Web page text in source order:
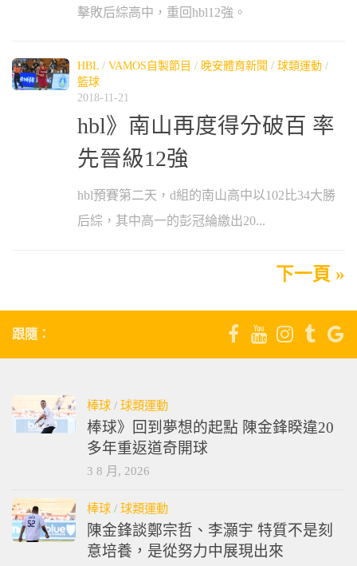
擊敗后綜高中，重回hbl12強。
HBL / VAMOS自製節目 / 晚安體育新聞 / 球類運動 /
籃球
2018-11-21
hbl》南山再度得分破百 率
先晉級12強
hbl預賽第二天，d組的南山高中以102比34大勝
后綜，其中高一的彭冠綸繳出20...
下一頁 »
跟隨：
棒球 / 球類運動
棒球》回到夢想的起點 陳金鋒睽違20
多年重返道奇開球
3 8 月, 2026
棒球 / 球類運動
陳金鋒談鄭宗哲、李灝宇 特質不是刻
意培養，是從努力中展現出來